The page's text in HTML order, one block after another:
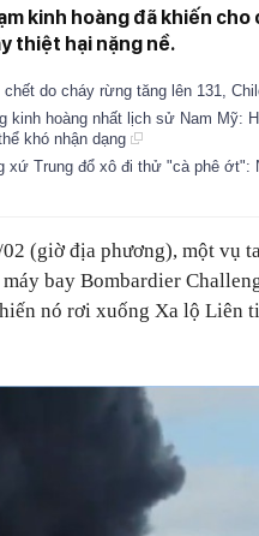
kinh hoàng đã khiến
thiệt hại nặng nề.
do cháy rừng tăng lên 131,
kinh hoàng nhất lịch sử Nam Mỹ:
khó nhận dạng
xứ Trung đổ xô đi thử "cà phê ớt":
(giờ địa phương), một vụ
bay Bombardier
nó rơi xuống Xa lộ Liên